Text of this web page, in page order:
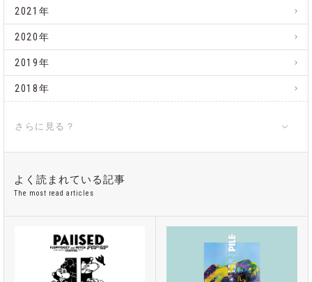
2021年
2020年
2019年
2018年
さらに見る？
よく読まれている記事
The most read articles